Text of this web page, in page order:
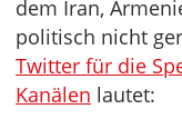
dem Iran,
politisch nicht
Twitter für die
Kanälen lautet: